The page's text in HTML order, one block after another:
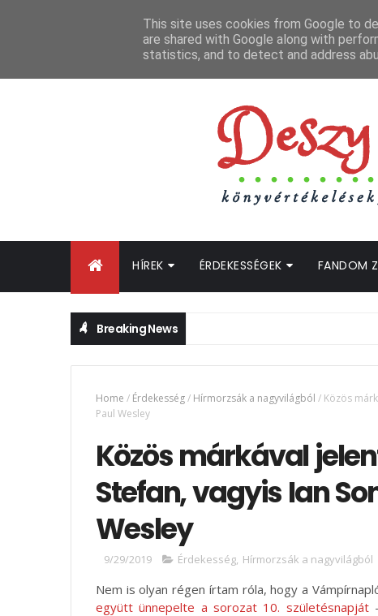
HÍREK ÉRDEKESSÉGEK FANDOM
Breaking News
Home / Érdekesség/ Hírmorzsák a nagyvilágból / Közös
Paul Wesley
Közös márkával
Stefan, vagyis Ian
Wesley
9/29/2019 Érdekesség, Hírmorzsák a nagyvilágból
Nem is olyan régen írtam róla, hogy a
együtt ünnepelte a sorozat 10. születésnapját-
This site uses cookies from Google to
are shared with Google along with
statistics, and to detect and address